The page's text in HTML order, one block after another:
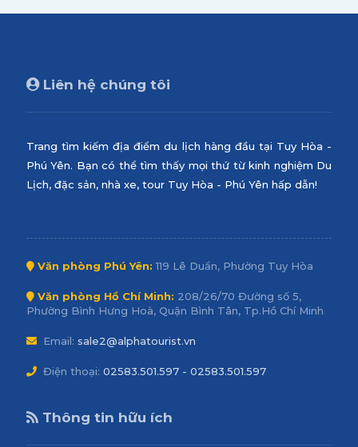
Liên hệ chúng tôi
Trang tìm kiếm địa điểm du lịch hàng đầu tại Tuy Hòa -
Phú Yên. Bạn có thể tìm thấy mọi thứ từ kinh nghiệm Du
Lịch, đặc sản, nhà xe, tour Tuy Hòa - Phú Yên hấp dẫn!
Văn phòng Phú Yên: 119 Lê Duẩn, Phường Tuy Hòa
Văn phòng Hồ Chí Minh: 208/26/70 Đường số 5,
Phường Bình Hưng Hoà, Quận Bình Tân, Tp.Hồ Chí Minh
Email: sale2@alphatourist.vn
Điện thoại: 02583.501.597 - 02583.501.597
Thông tin hữu ích